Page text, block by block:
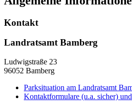
Kontakt
Landratsamt Bamberg
Ludwigstraße 23
96052 Bamberg
Parksituation am Landratsamt
Kontaktformulare (u.a. sicher)